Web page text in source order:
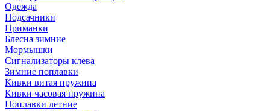
Одежда
Подсачники
Приманки
Блесна зимние
Мормышки
Сигнализаторы клева
Зимние поплавки
Кивки витая пружина
Кивки часовая пружина
Поплавки летние